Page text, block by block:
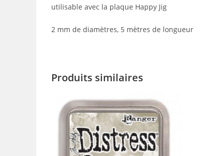
utilisable avec la plaque Happy Jig
2 mm de diamètres, 5 mètres de longueur
Produits similaires